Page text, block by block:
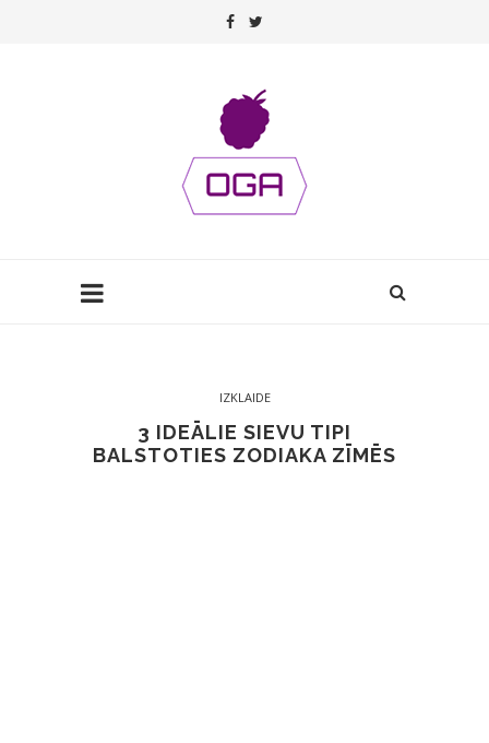
IZKLAIDE
3 IDEĀLIE SIEVU TIPI
BALSTOTIES ZODIAKA ZĪMĒS